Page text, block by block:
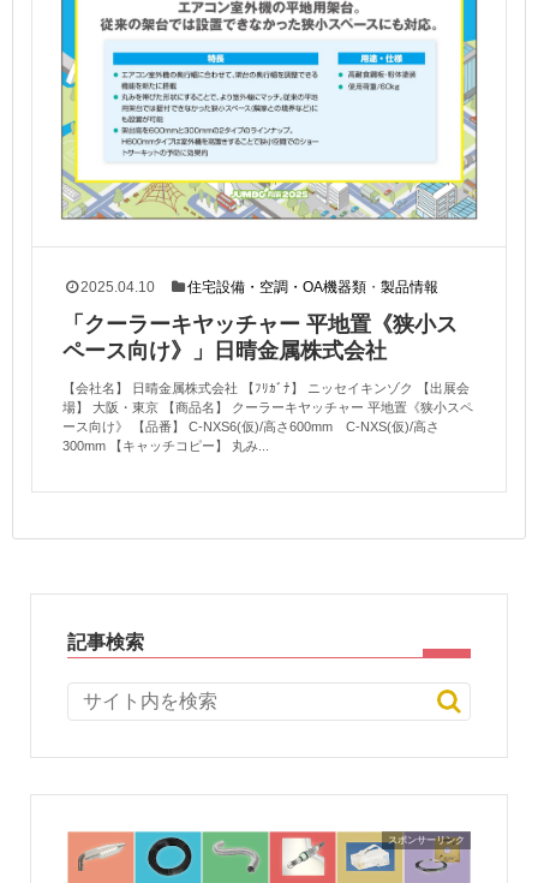
2025.04.10 住宅設備・空調・OA機器類 ・製品情報
「クーラーキヤッチャー 平地置《狭小ス
ペース向け》」日晴金属株式会社
【会社名】 日晴金属株式会社 【ﾌﾘｶﾞﾅ】 ニッセイキンゾク 【出展会
場】 大阪・東京 【商品名】 クーラーキヤッチャー 平地置《狭小スペ
ース向け》 【品番】 C-NXS6(仮)/高さ600mm C-NXS(仮)/高さ
300mm 【キャッチコピー】 丸み...
記事検索